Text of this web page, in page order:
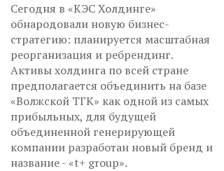
Сегодня в «КЭС Холдинге»
обнародовали новую бизнес-
стратегию: планируется масштабная
реорганизация и ребрендинг.
Активы холдинга по всей стране
предполагается объединить на базе
«Волжской ТГК» как одной из самых
прибыльных, для будущей
объединенной генерирующей
компании разработан новый бренд и
название - «t+ group».